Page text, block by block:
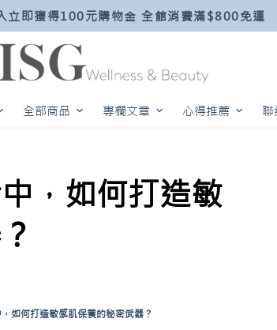
立即獲得100元購物金 全館消費滿$800免運
全部商品 專欄文章 心得推薦 聯
，如何打造敏
如何打造敏感肌保養的秘密武器？